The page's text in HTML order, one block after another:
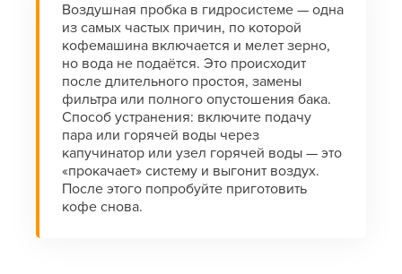
Воздушная пробка в гидросистеме — одна
из самых частых причин, по которой
кофемашина включается и мелет зерно,
но вода не подаётся. Это происходит
после длительного простоя, замены
фильтра или полного опустошения бака.
Способ устранения: включите подачу
пара или горячей воды через
капучинатор или узел горячей воды — это
«прокачает» систему и выгонит воздух.
После этого попробуйте приготовить
кофе снова.